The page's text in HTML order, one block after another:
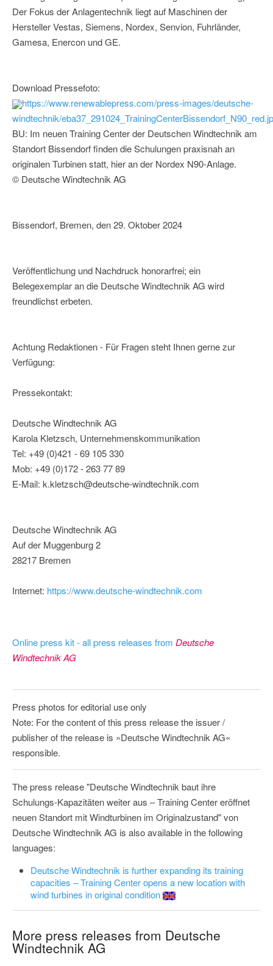
Der Fokus der Anlagentechnik liegt auf Maschinen der
Hersteller Vestas, Siemens, Nordex, Senvion, Fuhrländer,
Gamesa, Enercon und GE.
Download Pressefoto:
https://www.renewablepress.com/press-images/deutsche-
windtechnik/
BU: Im neuen Training Center der Deutschen Windtechnik am
Standort Bissendorf finden die Schulungen praxisnah an
originalen Turbinen statt, hier an der Nordex N90-Anlage.
© Deutsche Windtechnik AG
Bissendorf, Bremen, den 29. Oktober 2024
Veröffentlichung und Nachdruck honorarfrei; ein
Belegexemplar an die Deutsche Windtechnik AG wird
freundlichst erbeten.
Achtung Redaktionen - Für Fragen steht Ihnen gerne zur
Verfügung:
Pressekontakt:
Deutsche Windtechnik AG
Karola Kletzsch, Unternehmenskommunikation
Tel: +49 (0)421 - 69 105 330
Mob: +49 (0)172 - 263 77 89
E-Mail: k.kletzsch@deutsche-windtechnik.com
Deutsche Windtechnik AG
Auf der Muggenburg 2
28217 Bremen
Internet: https://www.deutsche-windtechnik.com
Online press kit - all press releases from Deutsche
Windtechnik AG
Press photos for editorial use only
Note: For the content of this press release the issuer /
publisher of the release is »Deutsche Windtechnik AG«
responsible.
The press release "Deutsche Windtechnik baut ihre
Schulungs-Kapazitäten weiter aus – Training Center eröffnet
neuen Standort mit Windturbinen im Originalzustand" von
Deutsche Windtechnik AG is also available in the following
languages:
Deutsche Windtechnik is further expanding its training
capacities – Training Center opens a new location with
wind turbines in original condition
More press releases from Deutsche
Windtechnik AG